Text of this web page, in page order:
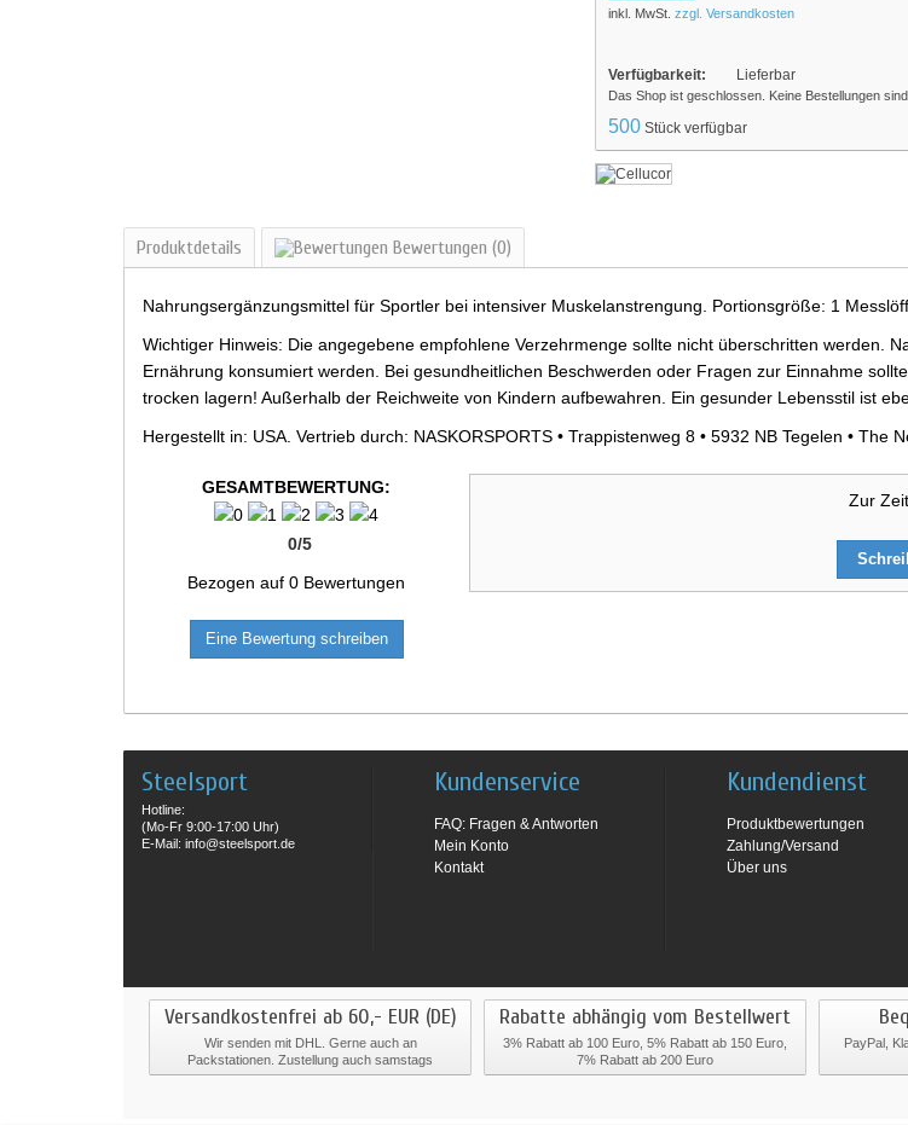
inkl. MwSt. zzgl. Versandkosten
Verfügbarkeit: Lieferbar
Das Shop ist geschlossen. Keine Bestellungen sind
500 Stück verfügbar
Produktdetails Bewertungen (0)
Nahrungsergänzungsmittel für Sportler bei intensiver Muskelanstrengung. Portionsgröße: 1
Wichtiger Hinweis: Die angegebene empfohlene Verzehrmenge sollte nicht überschritten werden.
Ernährung konsumiert werden. Bei gesundheitlichen Beschwerden oder Fragen zur Einnahme
trocken lagern! Außerhalb der Reichweite von Kindern aufbewahren. Ein gesunder Lebensstil ist
Hergestellt in: USA. Vertrieb durch: NASKORSPORTS • Trappistenweg 8 • 5932 NB Tegelen • The
GESAMTBEWERTUNG:
0/5
Bezogen auf0 Bewertungen
Eine Bewertung schreiben
Zur
Steelsport
Hotline:
(Mo-Fr 9:00-17:00 Uhr)
E-Mail: info@steelsport.de
Kundenservice
FAQ: Fragen & Antworten
Mein Konto
Kontakt
Kundendienst
Produktbewertungen
Zahlung/Versand
Über uns
Versandkostenfrei ab 60,- EUR (DE)
Wir senden mit DHL. Gerne auch an
Packstationen. Zustellung auch samstags
Rabatte abhängig vom Bestellwert
3% Rabatt ab 100 Euro, 5% Rabatt ab 150 Euro,
7% Rabatt ab 200 Euro
PayPal,